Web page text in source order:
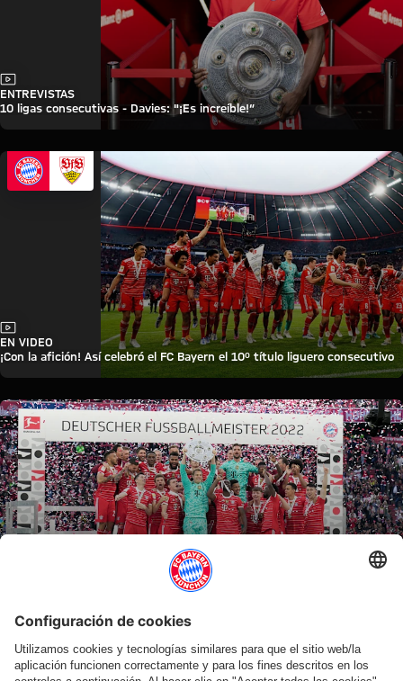
Vídeo
ENTREVISTAS
10 ligas consecutivas - Davies: "¡Es increíble!“
Vídeo
EN VIDEO
¡Con la afición! Así celebró el FC Bayern el 10º título liguero consecutivo